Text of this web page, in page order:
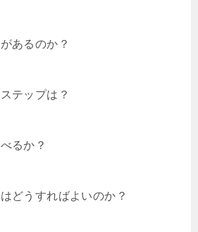
あるのか？
テップは？
るか？
どうすればよいのか？